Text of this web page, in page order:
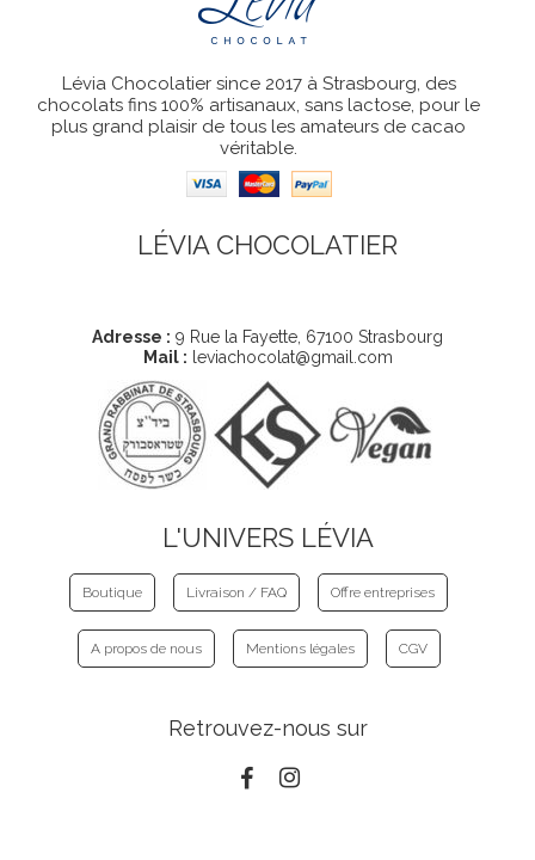
Lévia Chocolatier since 2017 à Strasbourg, des
chocolats fins 100% artisanaux, sans lactose, pour le
plus grand plaisir de tous les amateurs de cacao
véritable.
LÉVIA CHOCOLATIER
Adresse : 9 Rue la Fayette, 67100 Strasbourg
Mail : leviachocolat@gmail.com
L'UNIVERS LÉVIA
Boutique Livraison / FAQ Offre entreprises
A propos de nous Mentions légales CGV
Retrouvez-nous sur